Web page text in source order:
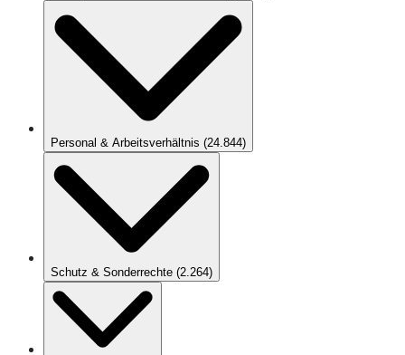
Personal & Arbeitsverhältnis (24.844)
Schutz & Sonderrechte (2.264)